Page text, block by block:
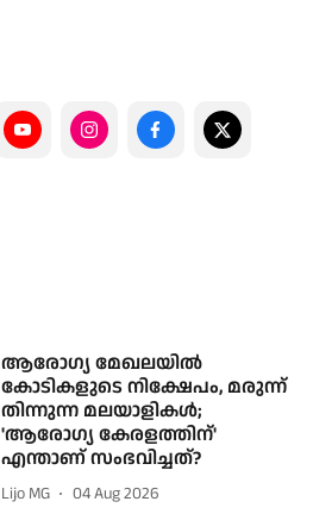
ആരോഗ്യ മേഖലയില്‍
കോടികളുടെ നിക്ഷേപം, മരുന്ന്
തിന്നുന്ന മലയാളികള്‍;
'ആരോഗ്യ കേരളത്തിന്'
എന്താണ് സംഭവിച്ചത്?
Lijo MG 04 Aug 2026